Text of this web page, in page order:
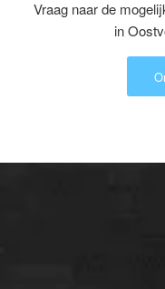
Vraag naar de
in